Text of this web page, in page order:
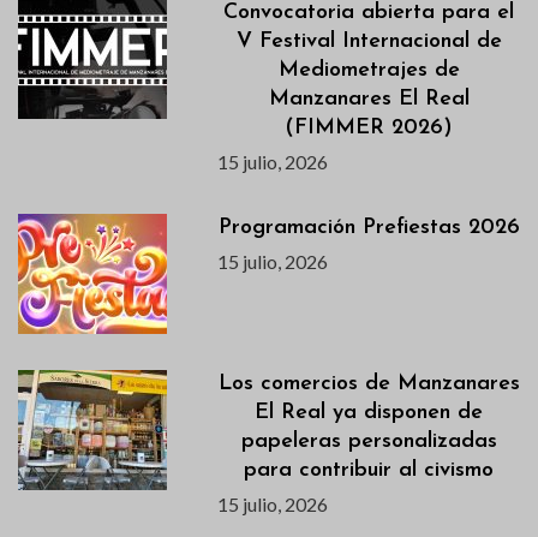
Convocatoria abierta para el
V Festival Internacional de
Mediometrajes de
Manzanares El Real
(FIMMER 2026)
15 julio, 2026
Programación Prefiestas 2026
15 julio, 2026
Los comercios de Manzanares
El Real ya disponen de
papeleras personalizadas
para contribuir al civismo
15 julio, 2026